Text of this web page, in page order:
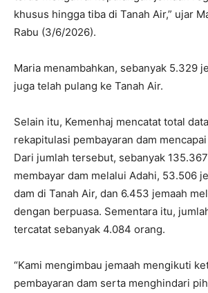
khusus hingga tiba di Tanah Air,” ujar
Rabu (3/6/2026).
Maria menambahkan, sebanyak 5.329
juga telah pulang ke Tanah Air.
Selain itu, Kemenhaj mencatat total
rekapitulasi pembayaran dam
Dari jumlah tersebut, sebanyak
membayar dam melalui Adahi, 53.506
dam di Tanah Air, dan 6.453 jemaah
dengan berpuasa. Sementara itu,
tercatat sebanyak 4.084 orang.
“Kami mengimbau jemaah mengikuti
pembayaran dam serta menghindari